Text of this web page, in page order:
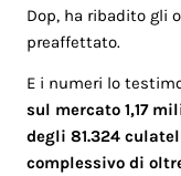
Dop, ha ribadito gli
preaffettato.
E i numeri lo
sul mercato 1,17
degli 81.324
complessivo di